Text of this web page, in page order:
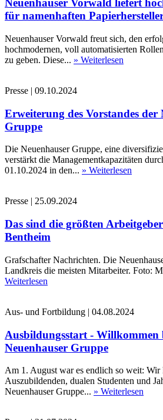
Neuenhauser Vorwald liefert
für namenhaften
Neuenhauser Vorwald freut sich, den
hochmodernen, voll automatisierten
zu geben. Diese... » Weiterlesen
Presse | 09.10.2024
Erweiterung des Vorstandes der
Gruppe
Die Neuenhauser Gruppe, eine
verstärkt die Managementkapazitäten
01.10.2024 in den... » Weiterlesen
Presse | 25.09.2024
Das sind die größten
Bentheim
Grafschafter Nachrichten. Die
Landkreis die meisten Mitarbeiter. Foto:
Weiterlesen
Aus- und Fortbildung | 04.08.2024
Ausbildungsstart - Willkommen
Neuenhauser Gruppe
Am 1. August war es endlich so weit: Wir
Auszubildenden, dualen Studenten und
Neuenhauser Gruppe... » Weiterlesen